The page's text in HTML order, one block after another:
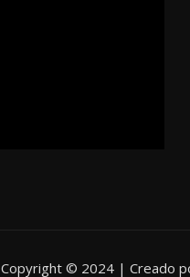
Copyright © 2024 | Creado